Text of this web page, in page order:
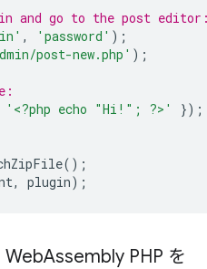
and go to the post
, 'password' );
post-new.php' );
'<?php echo "Hi!"; ?>' });
();
, plugin);
WebAssembly PHP を